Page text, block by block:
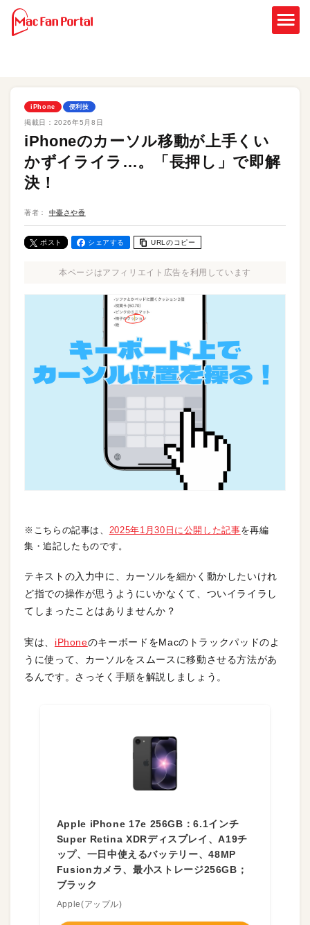
iPhone 便利技
掲載日： 2026年5月8日
iPhoneのカーソル移動が上手くい
かずイライラ…。「長押し」で即解
決！
著者： 中臺さや香
ポスト シェアする URLのコピー
本ページはアフィリエイト広告を利用しています
※こちらの記事は、 2025年1月30日に公開した記事を再編
集・追記したものです。
テキストの入力中に、カーソルを細かく動かしたいけれ
ど指での操作が思うようにいかなくて、ついイライラし
てしまったことはありませんか？
実は、 iPhoneのキーボードをMacのトラックパッドのよ
うに使って、カーソルをスムースに移動させる方法があ
るんです。さっそく手順を解説しましょう。
Apple iPhone 17e 256GB：6.1インチ
Super Retina XDRディスプレイ、A19チ
ップ、一日中使えるバッテリー、48MP
Fusionカメラ、最小ストレージ256GB；
ブラック
Apple(アップル)